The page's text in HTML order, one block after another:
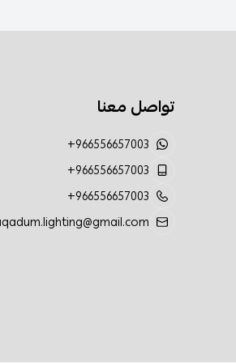
تواصل معنا
+966556657003
+966556657003
+966556657003